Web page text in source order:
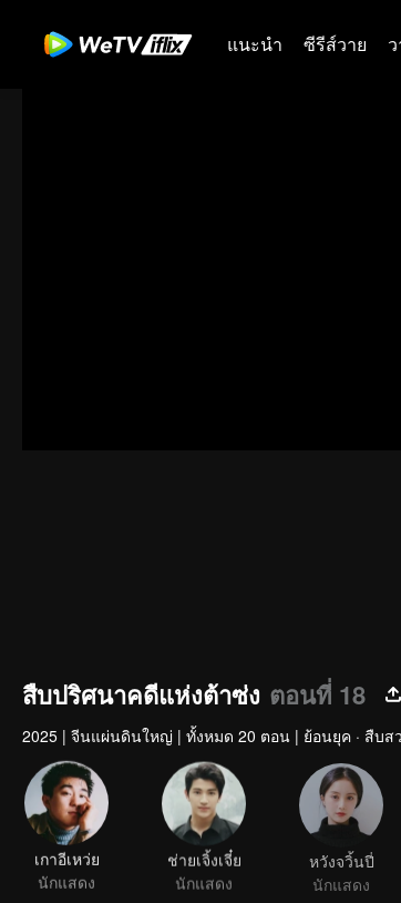
แนะนำ ซีรีส์วาย
สืบปริศนาคดีแห่งต้าซ่ง ตอนที่ 18
2025 | จีนแผ่นดินใหญ่ | ทั้งหมด 20 ตอน | ย้อนยุค · สืบ
เกาอีเหว่ย
นักแสดง
ช่ายเจิ้งเจี๋ย
นักแสดง
หวังจวิ้นปี่
นักแสดง